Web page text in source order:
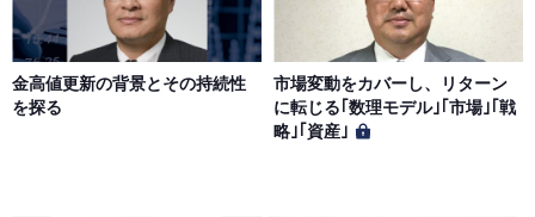
金高値更新の背景とその持続性
を探る
市場変動をカバーし、リターン
に転じる｢数理モデル｣｢市場｣｢戦
略｣｢資産｣